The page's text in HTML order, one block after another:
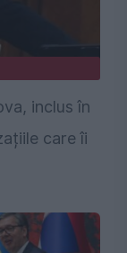
inclus în
care îi